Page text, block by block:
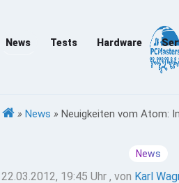
News Tests Hardware
» News » Neuigkeiten vom Atom:
News
22.03.2012, 19:45 Uhr , von Karl